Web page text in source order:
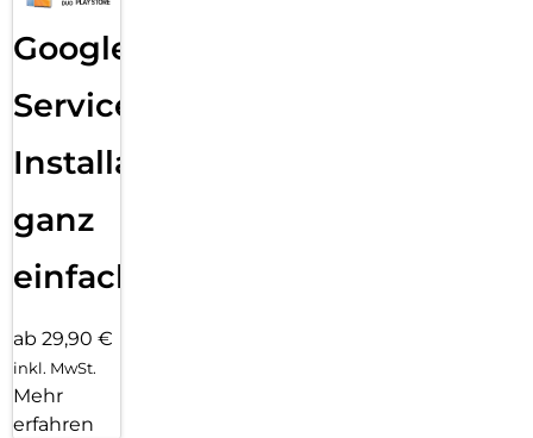
Google
Services
Installation
ganz
einfach
ab 29,90 €
inkl. MwSt.
Mehr
erfahren